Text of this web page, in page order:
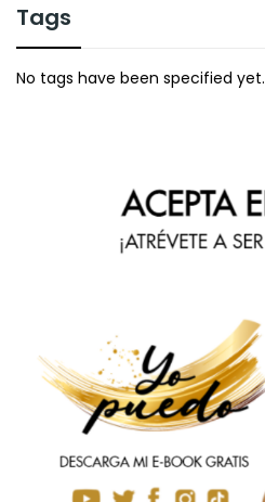
Tags
No tags have been specified yet.